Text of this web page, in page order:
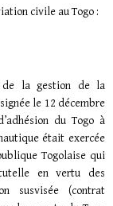
civile au Togo :
de la gestion de la
le 12 décembre
du Togo à
était exercée
Togolaise qui
en vertu des
susvisée (contrat